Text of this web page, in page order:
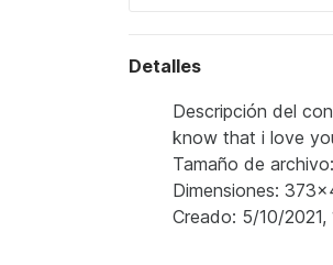
Detalles
Descripción del
know that i love
Tamaño de
Dimensiones:
Creado: 5/10/2021,